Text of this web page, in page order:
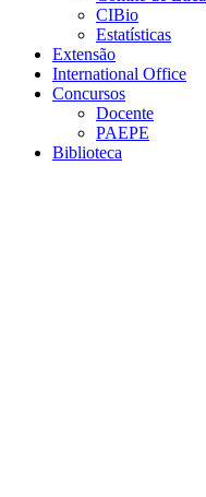
CIBio
Estatísticas
Extensão
International Office
Concursos
Docente
PAEPE
Biblioteca